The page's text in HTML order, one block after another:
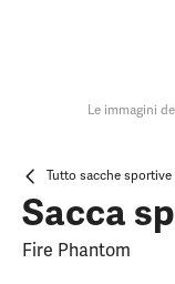
Le immagini
Tutto sacche sportive
Sacca
Fire Phantom